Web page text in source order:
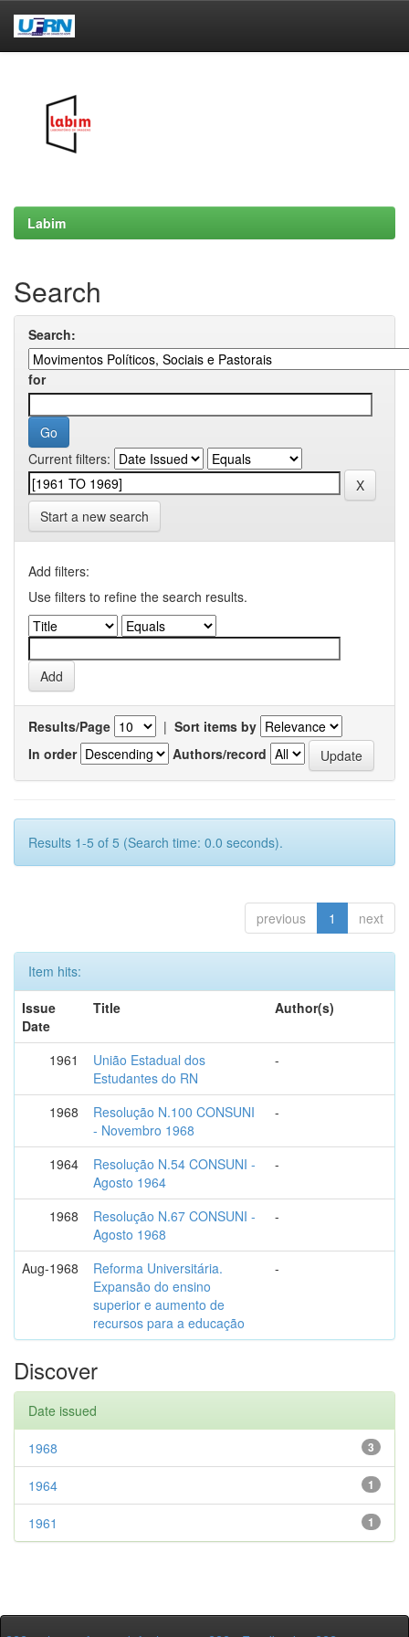
Labim
Search
Search:
for
Current filters:
Start a new search
Add filters:
Use filters to refine the search results.
Results/Page | Sort items by
In order
Authors/record
Results 1-5 of 5 (Search time: 0.0 seconds).
previous 1 next
Item hits:
Issue
Date
Title Author(s)
1961
União Estadual dos
Estudantes do RN
-
1968
Resolução N.100 CONSUNI
- Novembro 1968
-
1964
Resolução N.54 CONSUNI -
Agosto 1964
-
1968
Resolução N.67 CONSUNI -
Agosto 1968
-
Aug-1968
Reforma Universitária.
Expansão do ensino
superior e aumento de
recursos para a educação
-
Discover
Date issued
3
1968
1
1964
1
1961